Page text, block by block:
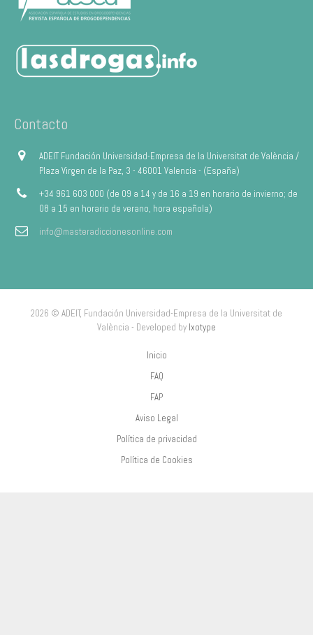
Contacto
ADEIT Fundación Universidad-Empresa de la Universitat de València /
Plaza Virgen de la Paz, 3 - 46001 Valencia - (España)
+34 961 603 000 (de 09 a 14 y de 16 a 19 en horario de invierno; de
08 a 15 en horario de verano, hora española)
info@masteradiccionesonline.com
2026 © ADEIT, Fundación Universidad-Empresa de la Universitat de
València - Developed by Ixotype
Inicio
FAQ
FAP
Aviso Legal
Política de privacidad
Política de Cookies